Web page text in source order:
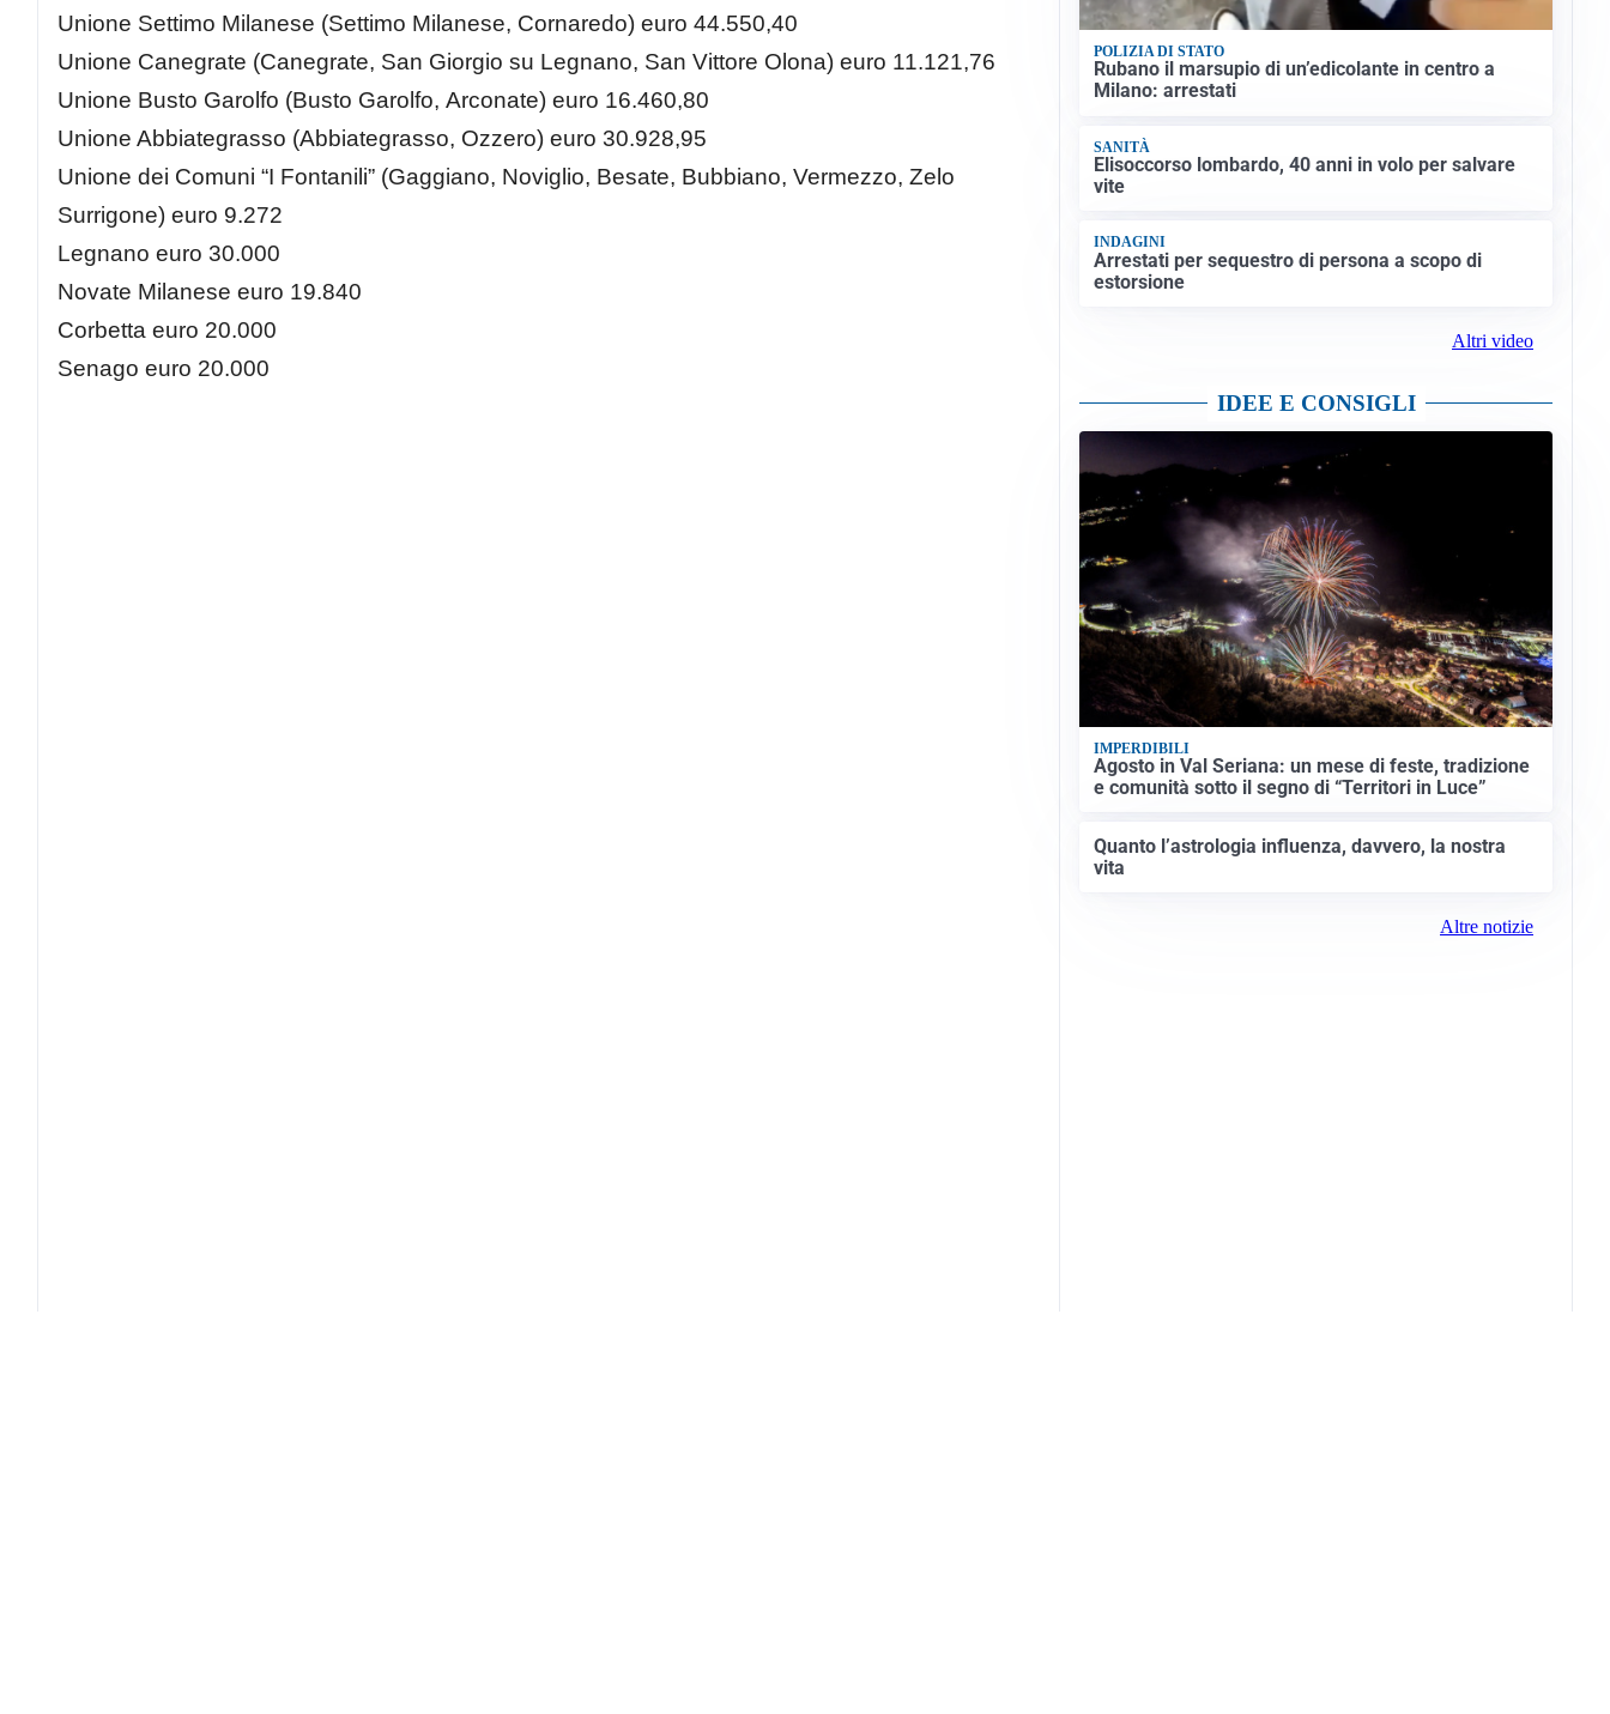
Unione Settimo Milanese (Settimo Milanese, Cornaredo) euro 44.550,40
Unione Canegrate (Canegrate, San Giorgio su Legnano, San Vittore Olona) euro 11.121,76
Unione Busto Garolfo (Busto Garolfo, Arconate) euro 16.460,80
Unione Abbiategrasso (Abbiategrasso, Ozzero) euro 30.928,95
Unione dei Comuni “I Fontanili” (Gaggiano, Noviglio, Besate, Bubbiano, Vermezzo, Zelo
Surrigone) euro 9.272
Legnano euro 30.000
Novate Milanese euro 19.840
Corbetta euro 20.000
Senago euro 20.000
POLIZIA DI STATO
Rubano il marsupio di un’edicolante in centro a
Milano: arrestati
SANITÀ
Elisoccorso lombardo, 40 anni in volo per salvare
vite
INDAGINI
Arrestati per sequestro di persona a scopo di
estorsione
Altri video
IDEE E CONSIGLI
IMPERDIBILI
Agosto in Val Seriana: un mese di feste, tradizione
e comunità sotto il segno di “Territori in Luce”
Quanto l’astrologia influenza, davvero, la nostra
vita
Altre notizie